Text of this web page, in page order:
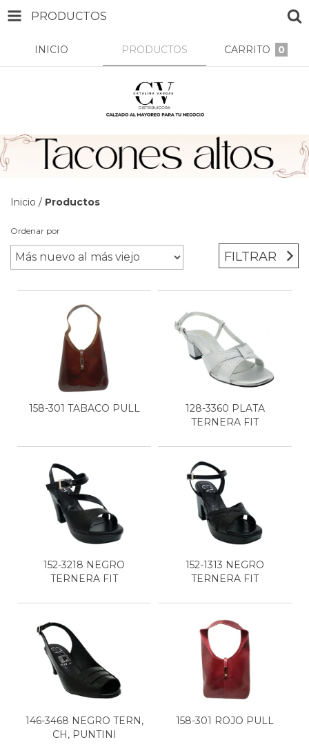
PRODUCTOS
INICIO PRODUCTOS CARRITO 0
Inicio / Productos
Ordenar por
FILTRAR
158-301 TABACO PULL
128-3360 PLATA
TERNERA FIT
152-3218 NEGRO
TERNERA FIT
152-1313 NEGRO
TERNERA FIT
146-3468 NEGRO TERN,
CH, PUNTINI
158-301 ROJO PULL